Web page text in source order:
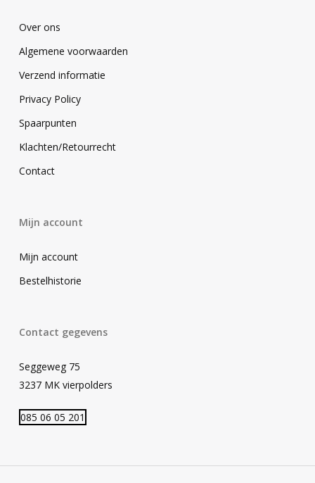
Over ons
Algemene voorwaarden
Verzend informatie
Privacy Policy
Spaarpunten
Klachten/Retourrecht
Contact
Mijn account
Mijn account
Bestelhistorie
Contact gegevens
Seggeweg 75
3237 MK vierpolders
085 06 05 201